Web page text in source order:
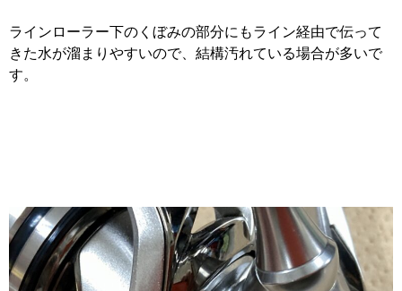
ラインローラー下のくぼみの部分にもライン経由で伝って
きた水が溜まりやすいので、結構汚れている場合が多いで
す。